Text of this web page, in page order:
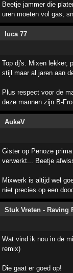
Beetje jammer die
uren moeten vol gas,
luca 77
Top dj's. Mixen lekker,
stijl maar al jaren aan
Plus respect voor de
deze mannen zijn B-
AukeV
Gister op Penoze
verwerkt... Beetje
Mixwerk is altijd wel
niet precies op een
Stuk Vreten - Raving
Wat vind ik nou in de
remix)
Die gaat er goed op!